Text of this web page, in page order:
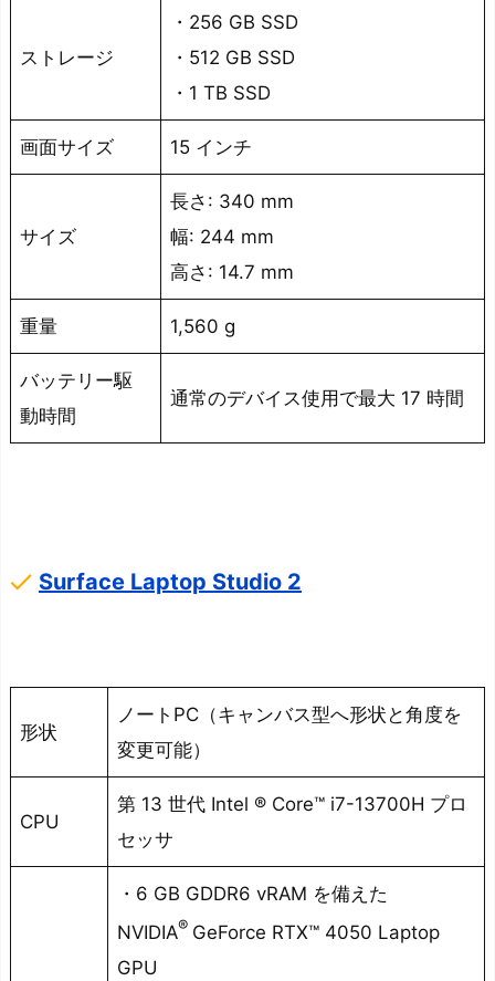
ストレージ
・256 GB SSD
・512 GB SSD
・1 TB SSD
画面サイズ 15 インチ
サイズ
長さ: 340 mm
幅: 244 mm
高さ: 14.7 mm
重量 1,560 g
バッテリー駆
動時間
通常のデバイス使用で最大 17 時間
done Surface Laptop Studio 2
形状
ノートPC（キャンバス型へ形状と角度を
変更可能）
CPU
第 13 世代 Intel ® Core™ i7-13700H プロ
セッサ
・6 GB GDDR6 vRAM を備えた
NVIDIA® GeForce RTX™ 4050 Laptop
GPU